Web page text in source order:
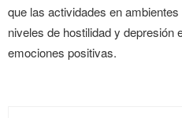
que las actividades en
niveles de hostilidad y depresión
emociones positivas.